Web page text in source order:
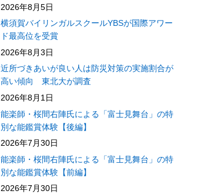
2026年8月5日
横須賀バイリンガルスクールYBSが国際アワー
ド最高位を受賞
2026年8月3日
近所づきあいが良い人は防災対策の実施割合が
高い傾向 東北大が調査
2026年8月1日
能楽師・桜間右陣氏による「富士見舞台」の特
別な能鑑賞体験【後編】
2026年7月30日
能楽師・桜間右陣氏による「富士見舞台」の特
別な能鑑賞体験【前編】
2026年7月30日